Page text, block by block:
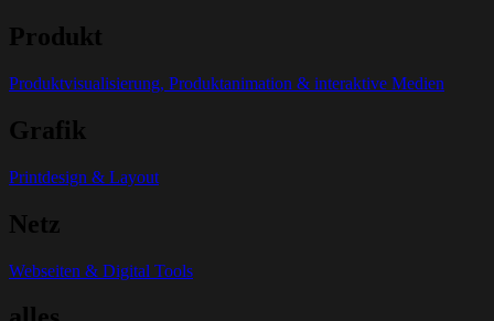
Produkt
Produktvisualisierung, Produktanimation & interaktive Medien
Grafik
Printdesign & Layout
Netz
Webseiten & Digital Tools